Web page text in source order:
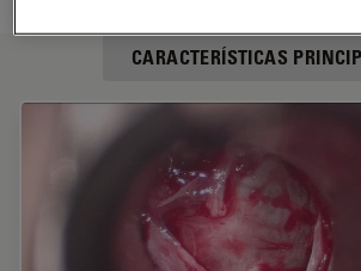
CARACTERÍSTICAS